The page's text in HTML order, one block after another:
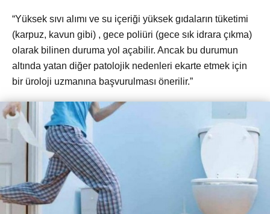
“Yüksek sıvı alımı ve su içeriği yüksek gıdaların tüketimi
(karpuz, kavun gibi) , gece poliüri (gece sık idrara çıkma)
olarak bilinen duruma yol açabilir. Ancak bu durumun
altında yatan diğer patolojik nedenleri ekarte etmek için
bir üroloji uzmanına başvurulması önerilir.”